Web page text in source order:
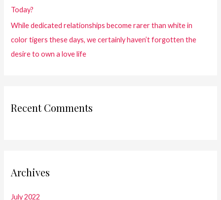
Today?
While dedicated relationships become rarer than white in
color tigers these days, we certainly haven’t forgotten the
desire to own a love life
Recent Comments
Archives
July 2022